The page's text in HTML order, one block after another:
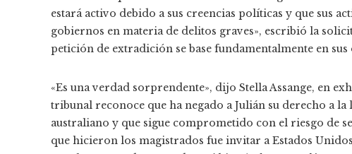
estará activo debido a sus creencias políticas y que sus
gobiernos en materia de delitos graves», escribió la
petición de extradición se base fundamentalmente en
«Es una verdad sorprendente», dijo Stella Assange, en
tribunal reconoce que ha negado a Julián su derecho a
australiano y que sigue comprometido con el riesgo de
que hicieron los magistrados fue invitar a Estados